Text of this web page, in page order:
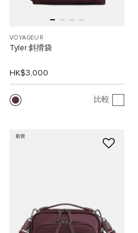
VOYAGEUR
Tyler 斜揹袋
HK$3,000
比較
新貨